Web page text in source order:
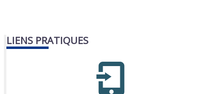
LIENS PRATIQUES